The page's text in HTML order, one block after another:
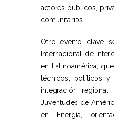
actores públicos,
comunitarios.
Otro evento clave
Internacional de
en Latinoamérica,
técnicos, políticos y
integración
Juventudes de
en Energía,